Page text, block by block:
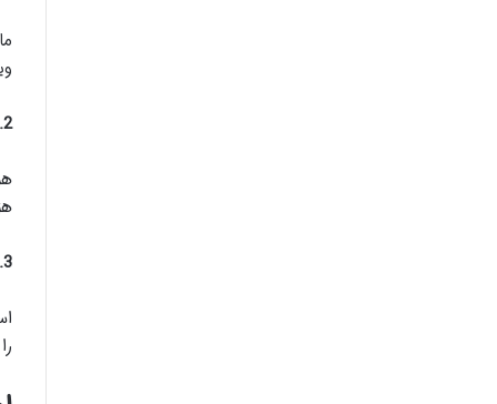
2. کاهش هزینه‌های طولانی‌مدت
3. افزایش ایمنی و کاهش بیماری‌های شغلی